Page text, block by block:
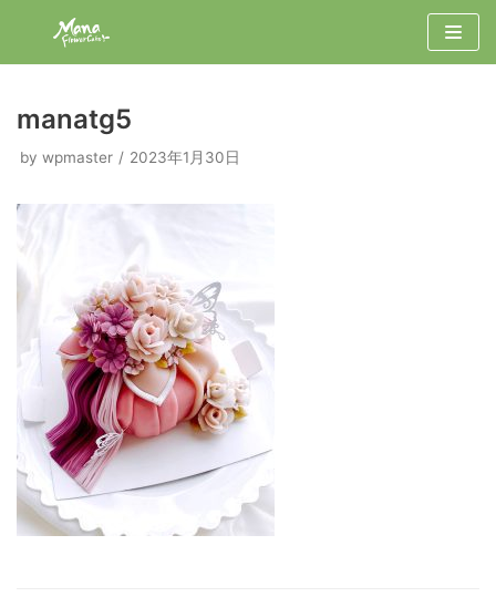
ン
へ
ス
プ
manatg5
by wpmaster 2023年1月30日